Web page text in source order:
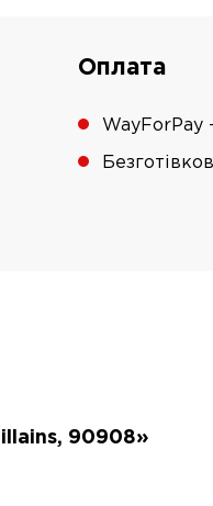
Оплата
WayForPay
90908»